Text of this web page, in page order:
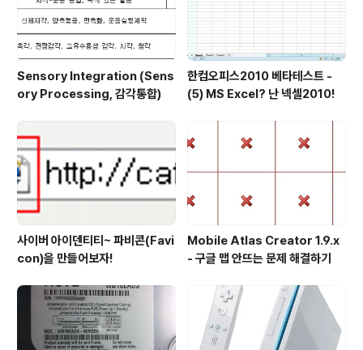
Sensory Integration (Sens
ory Processing, 감각통합)
한컴오피스2010 베타테스트 -
(5) MS Excel? 난 넥셀2010!
사이버 아이덴티티~ 파비콘(Favi
con)을 만들어보자!
Mobile Atlas Creator 1.9.x
- 구글 맵 안뜨는 문제 해결하기